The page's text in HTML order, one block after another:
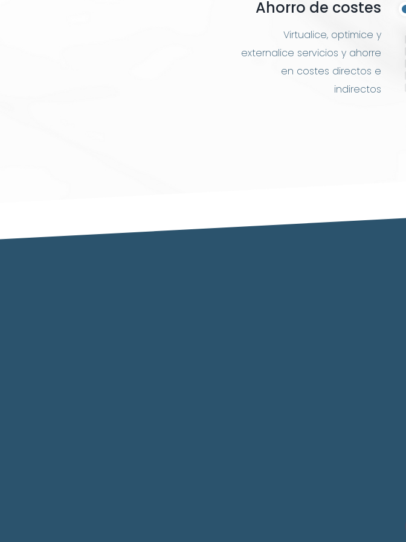
Ahorro de costes
Virtualice, optimice y
externalice servicios y ahorre
en costes directos e
indirectos